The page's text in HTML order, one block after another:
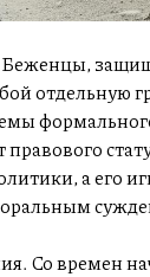
Беженцы,
отдельную
а его
Со времен